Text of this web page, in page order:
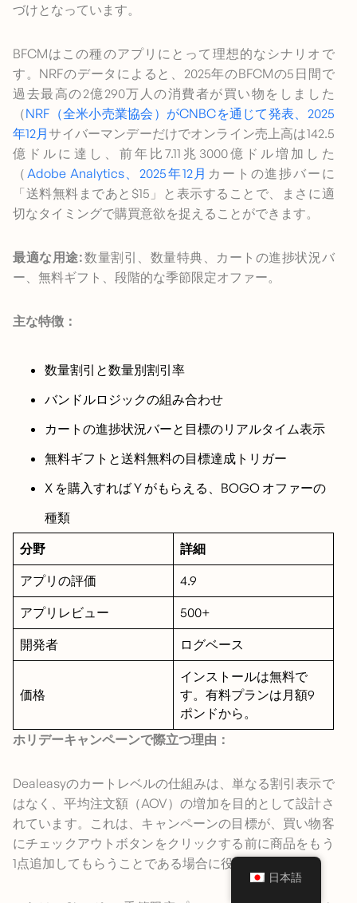
づけとなっています。
BFCMはこの種のアプリにとって理想的なシナリオで
す。NRFのデータによると、2025年のBFCMの5日間で
過去最高の2億290万人の消費者が買い物をしました
（NRF（全米小売業協会）がCNBCを通じて発表、2025
年12月サイバーマンデーだけでオンライン売上高は142.5
億ドルに達し、前年比7.11兆3000億ドル増加した
（ Adobe Analytics、2025年12月 カートの進捗バーに
「送料無料まであと$15」と表示することで、まさに適
切なタイミングで購買意欲を捉えることができます。
最適な用途:数量割引、数量特典、カートの進捗状況バ
ー、無料ギフト、段階的な季節限定オファー。
主な特徴：
数量割引と数量別割引率
バンドルロジックの組み合わせ
カートの進捗状況バーと目標のリアルタイム表示
無料ギフトと送料無料の目標達成トリガー
X を購入すれば Y がもらえる、BOGO オファーの
種類
分野
詳細
アプリの評価
4.9
アプリレビュー
500+
開発者
ログベース
価格
インストールは無料で
す。有料プランは月額9
ポンドから。
ホリデーキャンペーンで際立つ理由：
Dealeasyのカートレベルの仕組みは、単なる割引表示で
はなく、平均注文額（AOV）の増加を目的として設計さ
れています。これは、キャンペーンの目標が、買い物客
にチェックアウトボタンをクリックする前に商品をもう
1点追加してもらうことである場合に役立ちます。
日本語